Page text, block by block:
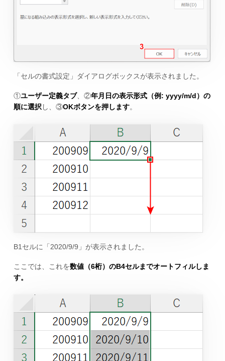
「セルの書式設定」ダイアログボックスが表示されました。
①ユーザー定義タブ、②年月日の表示形式（例: yyyy/m/d）の
順に選択 し、③OKボタンを押します。
B1セルに「2020/9/9」が表示されました。
ここでは、これを数値（6桁）のB4セルまでオートフィルしま
す。